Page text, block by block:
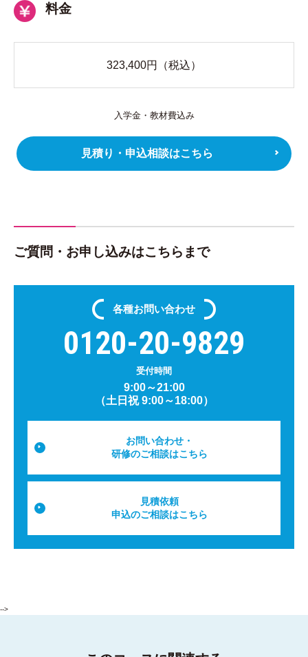
料金
323,400円（税込）
入学金・教材費込み
見積り・申込相談はこちら
ご質問・お申し込みはこちらまで
各種お問い合わせ
0120-20-9829
受付時間
9:00～21:00
（土日祝 9:00～18:00）
お問い合わせ・
研修のご相談はこちら
見積依頼
申込のご相談はこちら
-->